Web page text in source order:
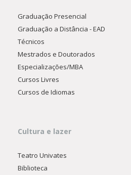
Graduação Presencial
Graduação a Distância - EAD
Técnicos
Mestrados e Doutorados
Especializações/MBA
Cursos Livres
Cursos de Idiomas
Cultura e lazer
Teatro Univates
Biblioteca